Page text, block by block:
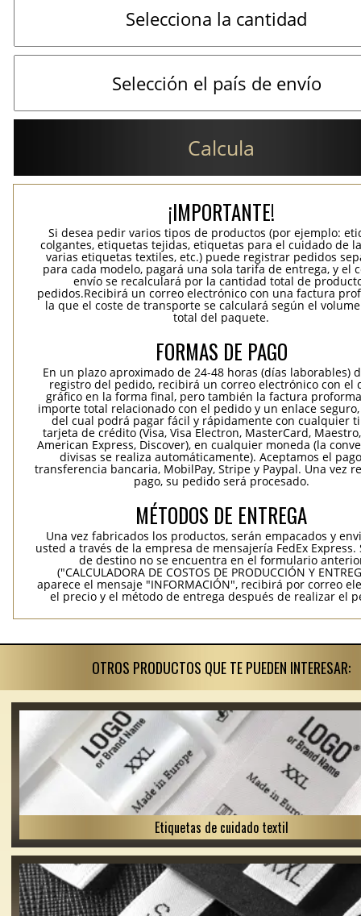
Calcula
¡IMPORTANTE!
Si desea pedir varios tipos de productos (por ejemplo:
colgantes, etiquetas tejidas, etiquetas para el cuidado de
varias etiquetas textiles, etc.) puede registrar pedidos
para cada modelo, pagará una sola tarifa de entrega, y el
envío se recalculará por la cantidad total de
pedidos.Recibirá un correo electrónico con una factura
la que el coste de transporte se calculará según el
total del paquete.
FORMAS DE PAGO
En un plazo aproximado de 24-48 horas (días laborables)
registro del pedido, recibirá un correo electrónico con el
gráfico en la forma final, pero también la factura
importe total relacionado con el pedido y un enlace
del cual podrá pagar fácil y rápidamente con cualquier
tarjeta de crédito (Visa, Visa Electron, MasterCard,
American Express, Discover), en cualquier moneda (la
divisas se realiza automáticamente). Aceptamos el
transferencia bancaria, MobilPay, Stripe y Paypal. Una vez
pago, su pedido será procesado.
MÉTODOS DE ENTREGA
Una vez fabricados los productos, serán empacados y
usted a través de la empresa de mensajería FedEx Express.
de destino no se encuentra en el formulario
("CALCULADORA DE COSTOS DE PRODUCCIÓN Y
aparece el mensaje "INFORMACIÓN", recibirá por correo
el precio y el método de entrega después de realizar el
OTROS PRODUCTOS QUE TE PUEDEN INTERESAR:
Etiquetas de cuidado textil